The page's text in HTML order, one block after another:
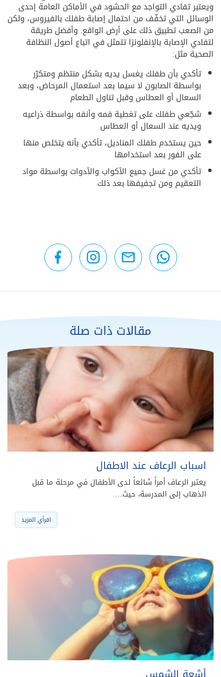
ويعتبر تفادي التواجد مع الحشود في الأماكن العامة إحدى
الوسائل التي تخفّف من احتمال إصابة طفلك بالفيروس، ولكن
من الصعب تطبيق ذلك على أرض الواقع. وأفضل طريقة
لتفادي الإصابة بالإنفلونزا تتمثل في اتباع أصول النظافة
الصحية مثل:
تأكدي بأن طفلك يغسل يديه بشكل منتظم ومتكرّر
بواسطة الصابون لا سيما بعد استعمال المرحاض، وبعد
السعال أو العطاس وقبل تناول الطعام
شجّعي طفلك على تغطية فمه وأنفه بواسطة ذراعيه
ويديه عند السعال أو العطاس
حين يستخدم طفلك المناديل، تأكدي بأنه يتخلص منها
على الفور بعد استخدامها
تأكدي من غسل جميع الأكواب والأدوات بواسطة مواد
التعقيم ومن تجفيفها بعد ذلك
مقالات ذات صلة
اسباب الرعاف عند الاطفال
يعتبر الرعاف أمراً شائعاً لدى الأطفال في مرحلة ما قبل
الذهاب إلى المدرسة، حيث…
اقرأي المزيد